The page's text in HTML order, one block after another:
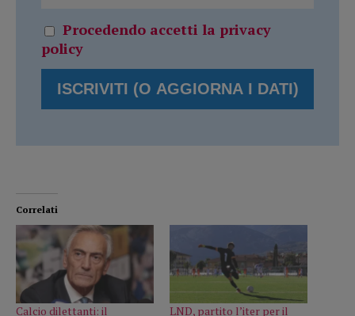
Procedendo accetti la privacy
policy
Correlati
Calcio dilettanti: il LND, partito l’iter per il